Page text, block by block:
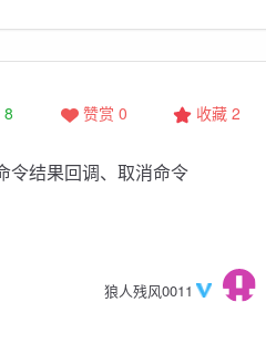
收藏 2
赞赏 0
8
令结果回调、取消命令
狼人残风0011